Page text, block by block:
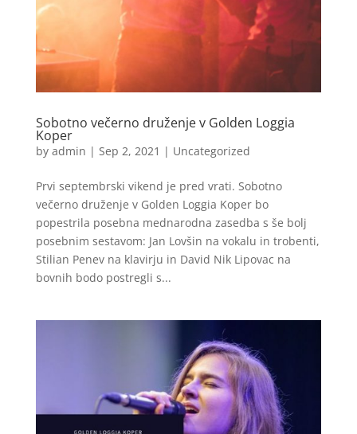
Sobotno večerno druženje v Golden Loggia
Koper
by admin | Sep 2, 2021 | Uncategorized
Prvi septembrski vikend je pred vrati. Sobotno
večerno druženje v Golden Loggia Koper bo
popestrila posebna mednarodna zasedba s še bolj
posebnim sestavom: Jan Lovšin na vokalu in trobenti,
Stilian Penev na klavirju in David Nik Lipovac na
bovnih bodo postregli s...